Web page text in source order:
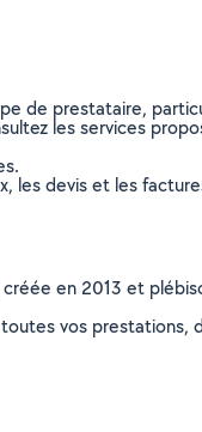
de prestataire,
les services
les devis et les
en 2013 et
vos